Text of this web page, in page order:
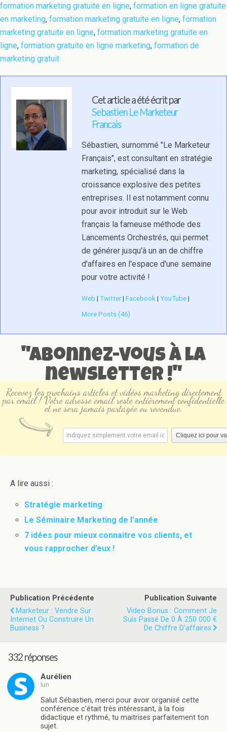
formation marketing gratuite en ligne, formation en ligne gratuite
en marketing, formation marketing gratuite en ligne, formation
marketing gratuite en ligne, formation marketing gratuite en
ligne, formation gratuite en ligne marketing, formation de
marketing gratuit
Cet article a été écrit par
Sebastien Le Marketeur
Francais
Sébastien, surnommé "Le Marketeur
Français", est consultant en stratégie
marketing, spécialisé dans la
croissance explosive des petites
entreprises. Il est notamment connu
pour avoir introduit sur le Web
français la fameuse méthode des
Lancements Orchestrés, qui permet
de générer jusqu'à un an de chiffre
d'affaires en l'espace d'une semaine
pour votre activité !
Web | Twitter| Facebook | YouTube |
More Posts (46)
"Abonnez-vous à la
newsletter !"
Recevez les prochains articles et vidéos marketing directement
par email ! Votre adresse email reste entièrement confidentielle
et ne sera jamais partagée ou revendue.
A lire aussi :
Stratégie marketing
Le Séminaire Marketing de l’année
7 idées pour mieux connaitre vos clients, et
vous rapprocher d’eux !
Publication Précédente
Marketeur : Vendre Sur
Internet Ou Construire Un
Business ?
Publication Suivante
Video Bonus : Comment Je
Suis Passé De 0 À 250 000 €
De Chiffre D'affaires
332 réponses
Aurélien
lun
Salut Sébastien, merci pour avoir organisé cette
conférence c’était très intéressant, à la fois
didactique et rythmé, tu maitrises parfaitement ton
sujet.